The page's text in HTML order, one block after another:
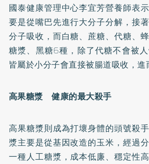
國泰健康管理中心李宜芳營養師表
要是從嘴巴先進行大分子分解，接
分子吸收，而白糖、蔗糖、代糖、
糖漿、黑糖6種，除了代糖不會被
皆屬於小分子會直接被腸道吸收，進
高果糖漿 健康的最大殺手
高果糖漿則成為打壞身體的頭號殺
漿主要是從基因改造的玉米，經過
一種人工糖漿，成本低廉、穩定性